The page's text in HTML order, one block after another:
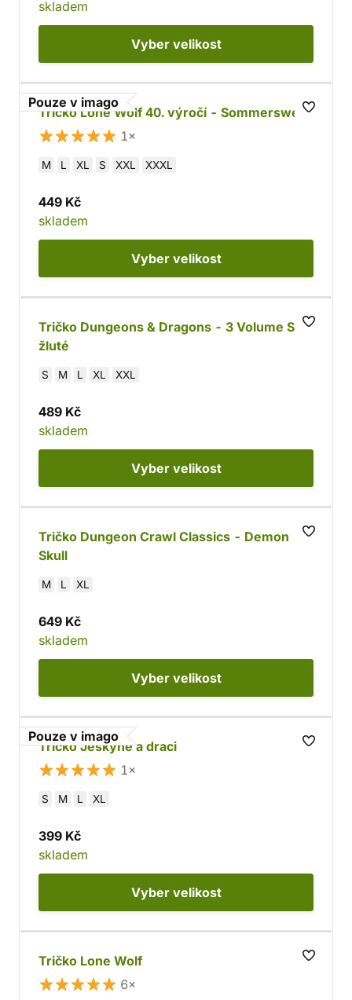
skladem
Vyber velikost
Pouze v imago
Tričko Lone Wolf 40. výročí - Sommerswerd
1×
M L XL S XXL XXXL
449 Kč
skladem
Vyber velikost
Tričko Dungeons & Dragons - 3 Volume Set,
žluté
S M L XL XXL
489 Kč
skladem
Vyber velikost
Tričko Dungeon Crawl Classics - Demon
Skull
M L XL
649 Kč
skladem
Vyber velikost
Pouze v imago
Tričko Jeskyně a draci
1×
S M L XL
399 Kč
skladem
Vyber velikost
Tričko Lone Wolf
6×